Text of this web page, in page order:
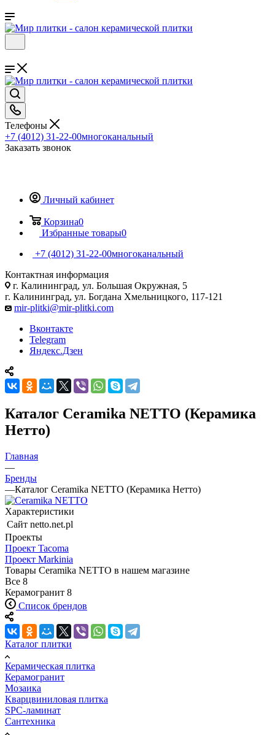
Телефоны
+7 (4012) 31-22-00многоканальный
Заказать звонок
Личный кабинет
Корзина0
Избранные товары0
+7 (4012) 31-22-00многоканальный
Контактная информация
г. Калининград, ул. Большая Окружная, 5
г. Калининград, ул. Богдана Хмельницкого, 117-121
mir-plitki@mir-plitki.com
Вконтакте
Telegram
Яндекс.Дзен
Каталог Ceramika NETTO (Керамика
Нетто)
Главная
—
Бренды
—Каталог Ceramika NETTO (Керамика Нетто)
Характеристики
Сайт netto.net.pl
Проекты
Проект Tacoma
Проект Markinia
Товары Ceramika NETTO в нашем магазине
Все 8
Керамогранит 8
Список брендов
Каталог плитки
Керамическая плитка
Керамогранит
Мозаика
Кварцвиниловая плитка
SPC-ламинат
Сантехника